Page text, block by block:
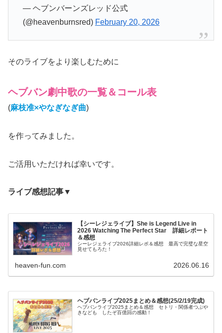
— ヘブンバーンズレッド公式
(@heavenburnsred) February 20, 2026
そのライブをより楽しむために
ヘブバン劇中歌の一覧＆コール表
(麻枝准×やなぎなぎ曲)
を作ってみました。
ご活用いただければ幸いです。
ライブ感想記事▼
【シーレジェライブ】She is Legend Live in
2026 Watching The Perfect Star 詳細レポート
＆感想
シーレジェライブ2026詳細レポ＆感想 最高で完璧な星空
見せてもろた！
heaven-fun.com 2026.06.16
ヘブバンライブ2025まとめ＆感想(25/2/19完成)
ヘブバンライブ2025まとめ＆感想 セトリ・関係者つぶや
きなども したぞ百億回の感動！